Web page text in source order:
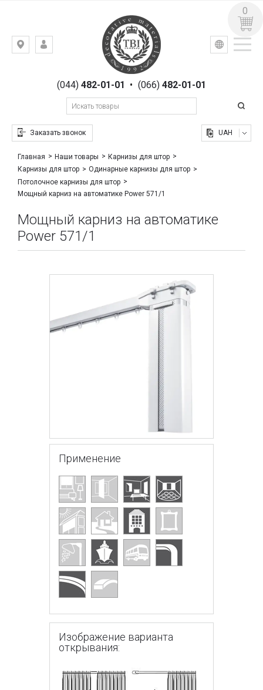
Киев,
Гоголевская,(044)482-01-01 • (066) 482-01-01
Заказать звонок
УКР РУС
UAH
0
Главная Наши товары
Карнизы для штор
Карнизы для штор
Одинарные карнизы для штор
Потолочное карнизы для штор
Мощный карниз на автоматике Power 571/1
Мощный карниз на автоматике
Power 571/1
Применение
Изображение варианта
открывания: